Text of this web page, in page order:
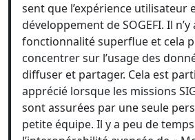
sent que l’expérience utilisateur
développement de SOGEFI. Il n’y
fonctionnalité superflue et cela
concentrer sur l’usage des
diffuser et partager. Cela est
apprécié lorsque les missions
sont assurées par une seule
petite équipe. Il y a peu de